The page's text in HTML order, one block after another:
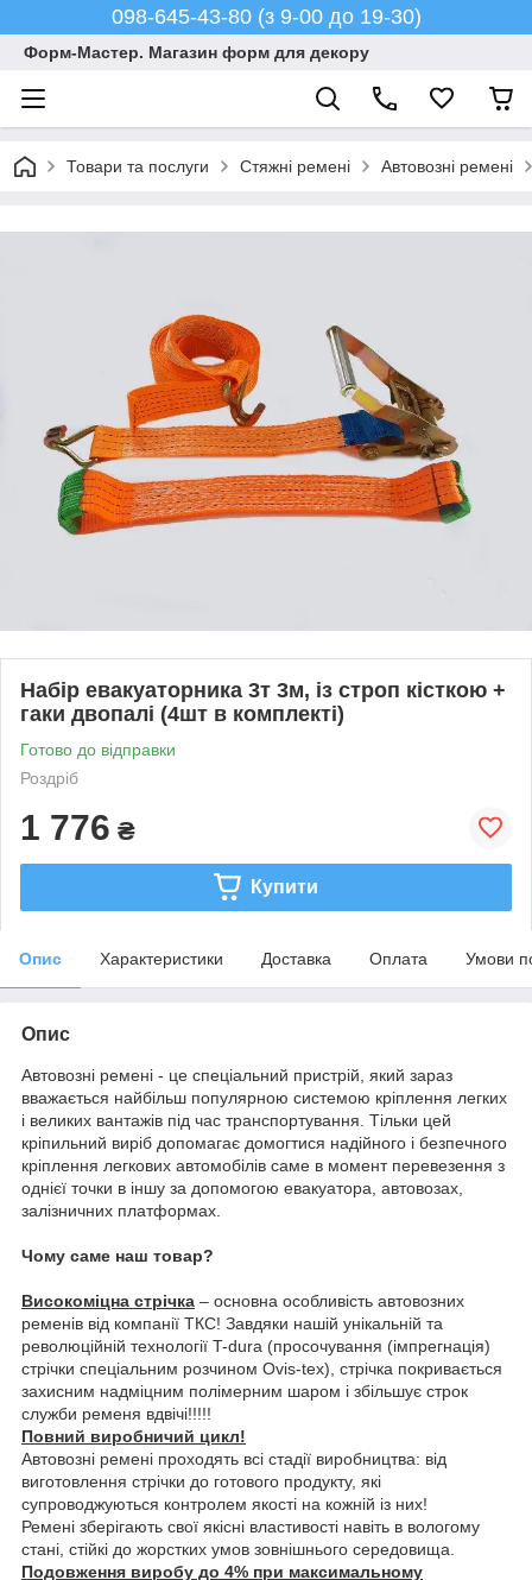
098-645-43-80 (з 9-00 до 19-30)
Форм-Мастер. Магазин форм для декору
Товари та послуги Стяжні ремені Автовозні ремені
Набір евакуаторника 3т 3м, із строп кісткою +
гаки двопалі (4шт в комплекті)
Готово до відправки
Роздріб
1 776 ₴
Купити
Опис Характеристики Доставка Оплата Умови
Опис
Автовозні ремені - це спеціальний пристрій, який зараз
вважається найбільш популярною системою кріплення легких
і великих вантажів під час транспортування. Тільки цей
кріпильний виріб допомагає домогтися надійного і безпечного
кріплення легкових автомобілів саме в момент перевезення з
однієї точки в іншу за допомогою евакуатора, автовозах,
залізничних платформах.
Чому саме наш товар?
Високоміцна стрічка – основна особливість автовозних
ременів від компанії ТКС! Завдяки нашій унікальній та
революційній технології T-dura (просочування (імпрегнація)
стрічки спеціальним розчином Ovis-tex), стрічка покривається
захисним надміцним полімерним шаром і збільшує строк
служби ременя вдвічі!!!!!
Повний виробничий цикл!
Автовозні ремені проходять всі стадії виробництва: від
виготовлення стрічки до готового продукту, які
супроводжуються контролем якості на кожній із них!
Ремені зберігають свої якісні властивості навіть в вологому
стані, стійкі до жорстких умов зовнішнього середовища.
Подовження виробу до 4% при максимальному